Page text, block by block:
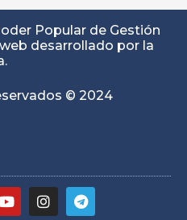
Popular de Gestión
desarrollado por la
© 2024